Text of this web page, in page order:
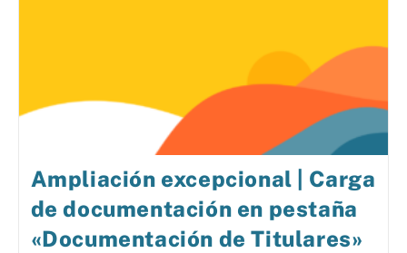
Ampliación excepcional | Carga
de documentación en pestaña
«Documentación de Titulares»